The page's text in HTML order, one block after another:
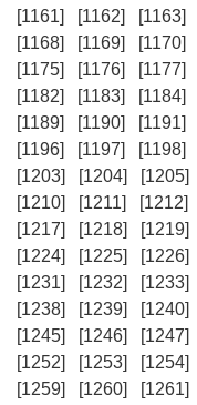
[1161]
[1162] [1163]
[1168]
[1169] [1170]
[1175]
[1176] [1177]
[1182]
[1183] [1184]
[1189]
[1190] [1191]
[1196]
[1197] [1198]
[1203]
[1204] [1205]
[1210]
[1211] [1212]
[1217]
[1218] [1219]
[1224]
[1225] [1226]
[1231]
[1232] [1233]
[1238]
[1239] [1240]
[1245]
[1246] [1247]
[1252]
[1253] [1254]
[1259]
[1260] [1261]